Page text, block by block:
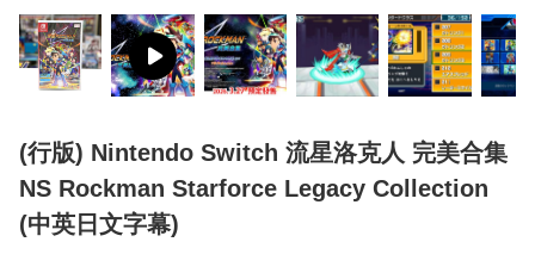
(行版) Nintendo Switch 流星洛克人 完美合集
NS Rockman Starforce Legacy Collection
(中英日文字幕)